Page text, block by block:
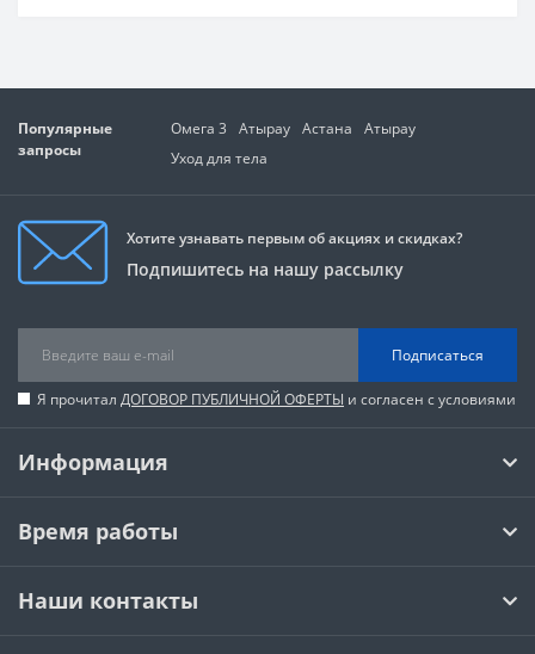
Популярные
запросы
Омега 3 Атырау Астана
Атырау
Уход для тела
Хотите узнавать первым об акциях и скидках?
Подпишитесь на нашу рассылку
Подписаться
Я прочитал ДОГОВОР ПУБЛИЧНОЙ ОФЕРТЫ и согласен с условиями
Информация
Время работы
Наши контакты